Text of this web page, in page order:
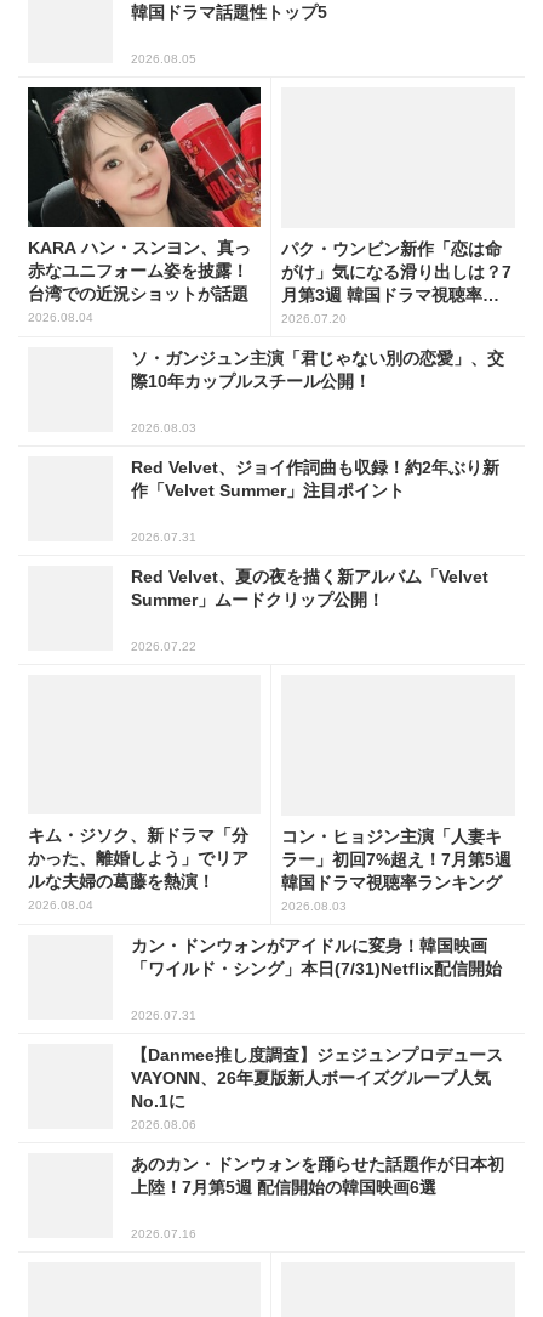
韓国ドラマ話題性トップ5
2026.08.05
KARA ハン・スンヨン、真っ
赤なユニフォーム姿を披露！
台湾での近況ショットが話題
2026.08.04
パク・ウンビン新作「恋は命
がけ」気になる滑り出しは？7
月第3週 韓国ドラマ視聴率ラ
ンキング
2026.07.20
ソ・ガンジュン主演「君じゃない別の恋愛」、交
際10年カップルスチール公開！
2026.08.03
Red Velvet、ジョイ作詞曲も収録！約2年ぶり新
作「Velvet Summer」注目ポイント
2026.07.31
Red Velvet、夏の夜を描く新アルバム「Velvet
Summer」ムードクリップ公開！
2026.07.22
キム・ジソク、新ドラマ「分
かった、離婚しよう」でリア
ルな夫婦の葛藤を熱演！
2026.08.04
コン・ヒョジン主演「人妻キ
ラー」初回7%超え！7月第5週
韓国ドラマ視聴率ランキング
2026.08.03
カン・ドンウォンがアイドルに変身！韓国映画
「ワイルド・シング」本日(7/31)Netflix配信開始
2026.07.31
【Danmee推し度調査】ジェジュンプロデュース
VAYONN、26年夏版新人ボーイズグループ人気
No.1に
2026.08.06
あのカン・ドンウォンを踊らせた話題作が日本初
上陸！7月第5週 配信開始の韓国映画6選
2026.07.16